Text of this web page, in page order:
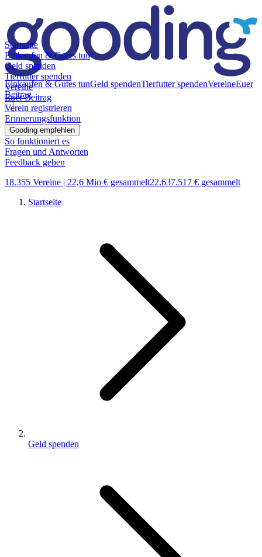
Einkaufen & Gutes tunGeld spendenTierfutter spendenVereineEuer
Beitrag
Startseite
Einkaufen & Gutes tun
Geld spenden
Tierfutter spenden
Vereine
Euer Beitrag
Verein registrieren
Erinnerungsfunktion
Gooding empfehlen
So funktioniert es
Fragen und Antworten
Feedback geben
18.355 Vereine | 22,6 Mio € gesammelt22.637.517 € gesammelt
Startseite
Geld spenden